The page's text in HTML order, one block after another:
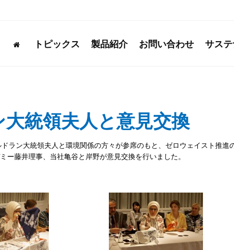
トピックス 製品紹介 お問い合わせ サス
統領夫人と意見交換
ン大統領夫人と環境関係の方々が参席のもと、ゼロウェイスト推進
藤井理事、当社亀谷と岸野が意見交換を行いました。